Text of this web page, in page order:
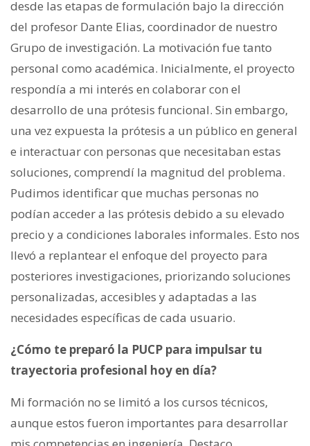
desde las etapas de formulación bajo la dirección
del profesor Dante Elias, coordinador de nuestro
Grupo de investigación. La motivación fue tanto
personal como académica. Inicialmente, el proyecto
respondía a mi interés en colaborar con el
desarrollo de una prótesis funcional. Sin embargo,
una vez expuesta la prótesis a un público en general
e interactuar con personas que necesitaban estas
soluciones, comprendí la magnitud del problema.
Pudimos identificar que muchas personas no
podían acceder a las prótesis debido a su elevado
precio y a condiciones laborales informales. Esto nos
llevó a replantear el enfoque del proyecto para
posteriores investigaciones, priorizando soluciones
personalizadas, accesibles y adaptadas a las
necesidades específicas de cada usuario.
¿Cómo te preparó la PUCP para impulsar tu
trayectoria profesional hoy en día?
Mi formación no se limitó a los cursos técnicos,
aunque estos fueron importantes para desarrollar